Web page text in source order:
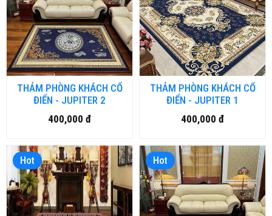
THẢM PHÒNG KHÁCH CỔ
ĐIỂN - JUPITER 2
400,000 đ
THẢM PHÒNG KHÁCH CỔ
ĐIỂN - JUPITER 1
400,000 đ
Hot Hot